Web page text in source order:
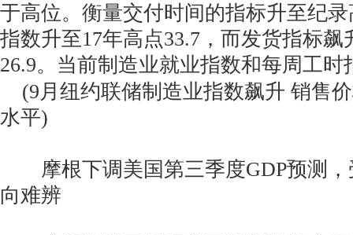
于高位。衡量交付时间的指标升至纪
指数升至17年高点33.7，而发货指标飙
26.9。当前制造业就业指数和每周工时
(9月纽约联储制造业指数飙升 销售
水平)
摩根下调美国第三季度GDP预测，
向难辨